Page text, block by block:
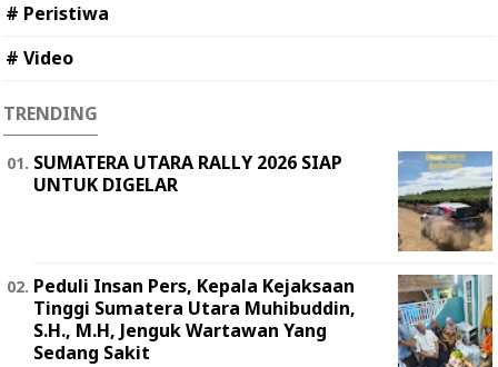
# Peristiwa
# Video
TRENDING
SUMATERA UTARA RALLY 2026 SIAP
UNTUK DIGELAR
Peduli Insan Pers, Kepala Kejaksaan
Tinggi Sumatera Utara Muhibuddin,
S.H., M.H, Jenguk Wartawan Yang
Sedang Sakit